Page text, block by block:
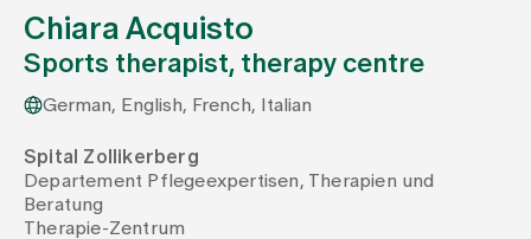
Stay
Team
Assigning
Chiara Acquisto
Sports therapist, therapy centre
German, English, French, Italian
Spital Zollikerberg
Departement Pflegeexpertisen, Therapien und
Beratung
Therapie-Zentrum